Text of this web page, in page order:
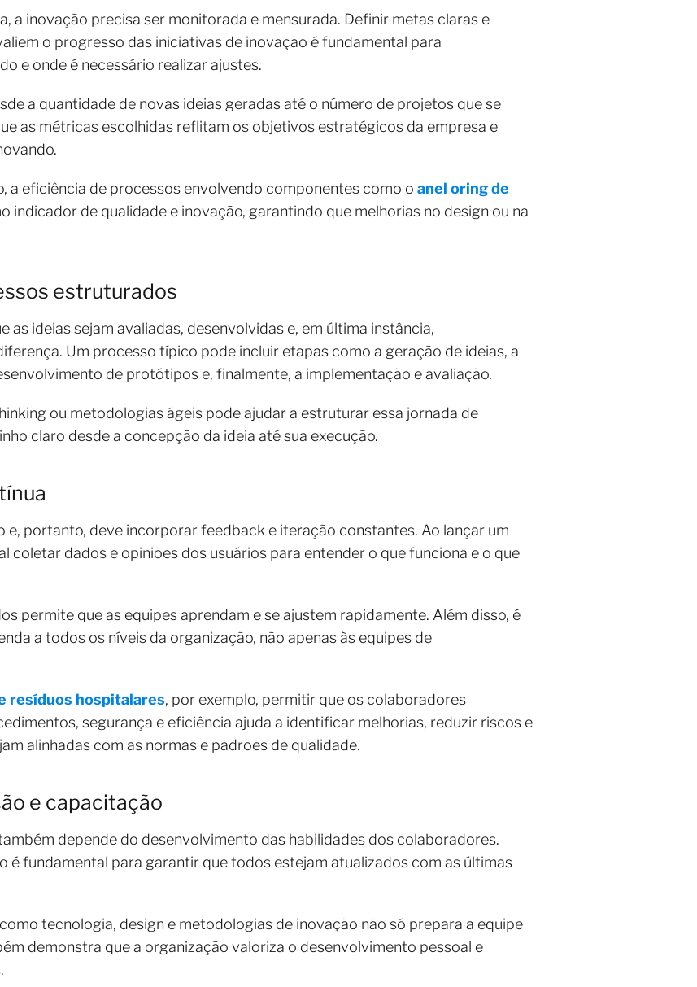
a inovação precisa ser monitorada e mensurada. Definir metas claras e
o progresso das iniciativas de inovação é fundamental para
e onde é necessário realizar ajustes.
a quantidade de novas ideias geradas até o número de projetos que se
as métricas escolhidas reflitam os objetivos estratégicos da empresa e
a eficiência de processos envolvendo componentes como o anel oring de
indicador de qualidade e inovação, garantindo que melhorias no design ou na
estruturados
as ideias sejam avaliadas, desenvolvidas e, em última instância,
Um processo típico pode incluir etapas como a geração de ideias, a
de protótipos e, finalmente, a implementação e avaliação.
ou metodologias ágeis pode ajudar a estruturar essa jornada de
claro desde a concepção da ideia até sua execução.
e, portanto, deve incorporar feedback e iteração constantes. Ao lançar um
coletar dados e opiniões dos usuários para entender o que funciona e o que
permite que as equipes aprendam e se ajustem rapidamente. Além disso, é
a todos os níveis da organização, não apenas às equipes de
resíduos hospitalares, por exemplo, permitir que os colaboradores
segurança e eficiência ajuda a identificar melhorias, reduzir riscos e
alinhadas com as normas e padrões de qualidade.
e capacitação
depende do desenvolvimento das habilidades dos colaboradores.
é fundamental para garantir que todos estejam atualizados com as últimas
tecnologia, design e metodologias de inovação não só prepara a equipe
demonstra que a organização valoriza o desenvolvimento pessoal e